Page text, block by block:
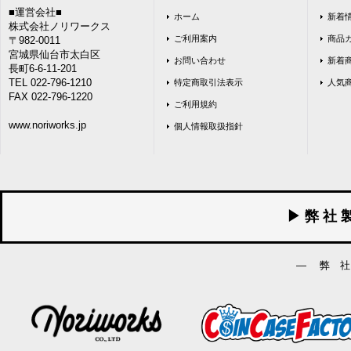
■運営会社■
株式会社ノリワークス
〒982-0011
宮城県仙台市太白区
長町6-6-11-201
TEL 022-796-1210
FAX 022-796-1220
www.noriworks.jp
ホーム
ご利用案内
お問い合わせ
特定商取引法表示
ご利用規約
個人情報取扱指針
新着
商品
新着
人気
▶ 弊 社
― 弊